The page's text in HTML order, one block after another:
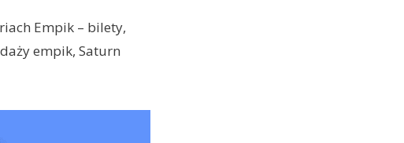
Empik – bilety,
empik, Saturn